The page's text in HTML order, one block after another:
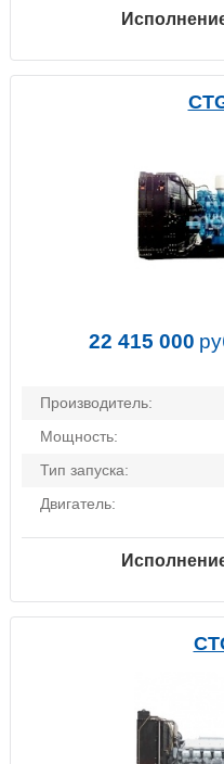
22 415 000
Производитель:
Мощность:
Тип запуска:
Двигатель: